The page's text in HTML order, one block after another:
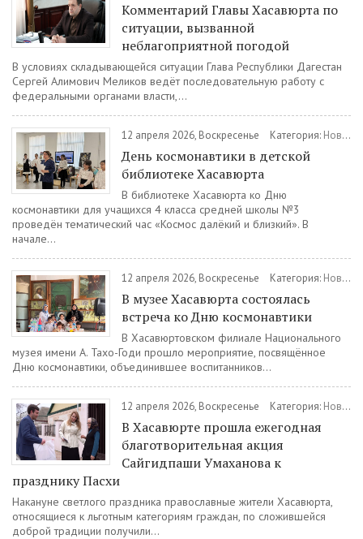
Комментарий Главы Хасавюрта по
ситуации, вызванной
неблагоприятной погодой
В условиях складывающейся ситуации Глава Республики Дагестан
Сергей Алимович Меликов ведёт последовательную работу с
федеральными органами власти,...
12 апреля 2026, Воскресенье Категория: Новости
День космонавтики в детской
библиотеке Хасавюрта
В библиотеке Хасавюрта ко Дню
космонавтики для учащихся 4 класса средней школы №3
проведён тематический час «Космос далёкий и близкий». В
начале...
12 апреля 2026, Воскресенье Категория: Новости
В музее Хасавюрта состоялась
встреча ко Дню космонавтики
В Хасавюртовском филиале Национального
музея имени А. Тахо-Годи прошло мероприятие, посвящённое
Дню космонавтики, объединившее воспитанников...
12 апреля 2026, Воскресенье Категория: Новости
В Хасавюрте прошла ежегодная
благотворительная акция
Сайгидпаши Умаханова к
празднику Пасхи
Накануне светлого праздника православные жители Хасавюрта,
относящиеся к льготным категориям граждан, по сложившейся
доброй традиции получили...